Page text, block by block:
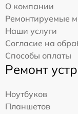
О компании
Ремонтируемые
Наши услуги
Согласие на
Способы оплаты
Ремонт
Ноутбуков
Планшетов